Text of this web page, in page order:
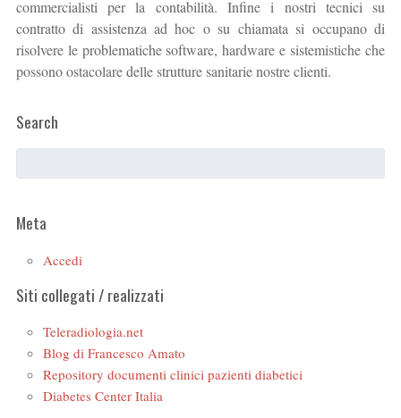
commercialisti per la contabilità. Infine i nostri tecnici su
contratto di assistenza ad hoc o su chiamata si occupano di
risolvere le problematiche software, hardware e sistemistiche che
possono ostacolare delle strutture sanitarie nostre clienti.
Search
Meta
Accedi
Siti collegati / realizzati
Teleradiologia.net
Blog di Francesco Amato
Repository documenti clinici pazienti diabetici
Diabetes Center Italia